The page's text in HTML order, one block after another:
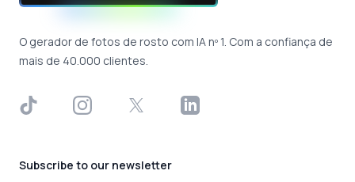
O gerador de fotos de rosto com IA nº 1. Com a confiança de
mais de 40.000 clientes.
TikTok InstagramX LinkedIn
Subscribe to our newsletter